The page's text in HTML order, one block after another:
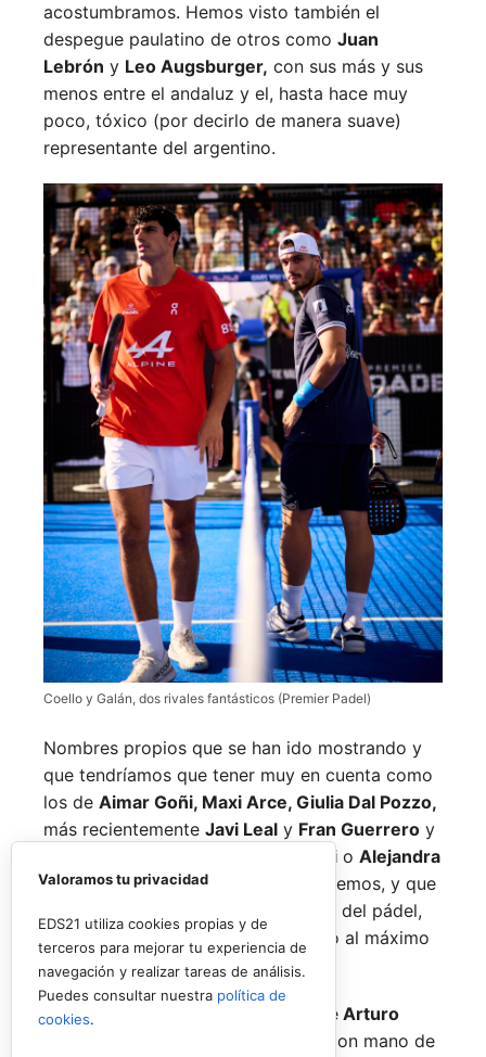
acostumbramos. Hemos visto también el
despegue paulatino de otros como Juan
Lebrón y Leo Augsburger, con sus más y sus
menos entre el andaluz y el, hasta hace muy
poco, tóxico (por decirlo de manera suave)
representante del argentino.
Coello y Galán, dos rivales fantásticos (Premier Padel)
Nombres propios que se han ido mostrando y
que tendríamos que tener muy en cuenta como
los de Aimar Goñi, Maxi Arce, Giulia Dal Pozzo,
más recientemente Javi Leal y Fran Guerrero y
Miguel Lamperti o Alejandra
Salazar,a los que siempre recordaremos, y que
están en su etapa más «disfrutona» del pádel,
pensando más en vivir cada partido al máximo
que en los puntos o los títulos.
No por ello hemos de olvidarnos de Arturo
que rigen con mano de
Valoramos tu privacidad
EDS21 utiliza cookies propias y de
terceros para mejorar tu experiencia de
navegación y realizar tareas de análisis.
Puedes consultar nuestra política de
cookies.